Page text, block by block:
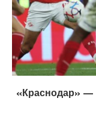
«Краснодар» —